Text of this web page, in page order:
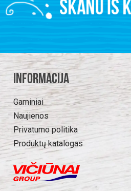
Informacija
Gaminiai
Naujienos
Privatumo politika
Produktų katalogas